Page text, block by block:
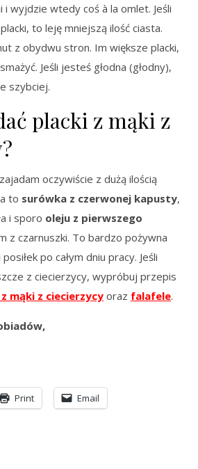
i wyjdzie wtedy coś à la omlet. Jeśli
to leję mniejszą ilość ciasta.
z obydwu stron. Im większe placki,
Jeśli jesteś głodna (głodny),
szybciej.
placki z mąki z
zajadam oczywiście z dużą ilością
to surówka z czerwonej kapusty,
i sporo oleju z pierwszego
z czarnuszki. To bardzo pożywna
po całym dniu pracy. Jeśli
z ciecierzycy, wypróbuj przepis
mąki z ciecierzycy oraz falafele.
Print Email